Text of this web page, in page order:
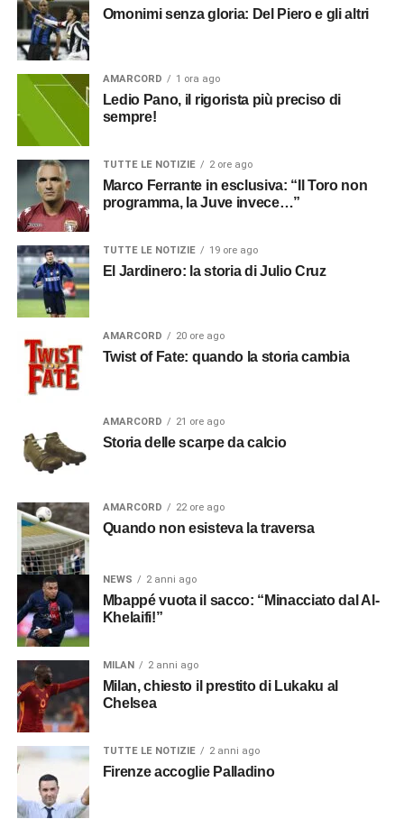
Omonimi senza gloria: Del Piero e gli altri
AMARCORD 1 ora ago
Ledio Pano, il rigorista più preciso di
sempre!
TUTTE LE NOTIZIE 2 ore ago
Marco Ferrante in esclusiva: “Il Toro non
programma, la Juve invece…”
TUTTE LE NOTIZIE 19 ore ago
El Jardinero: la storia di Julio Cruz
AMARCORD 20 ore ago
Twist of Fate: quando la storia cambia
AMARCORD 21 ore ago
Storia delle scarpe da calcio
AMARCORD 22 ore ago
Quando non esisteva la traversa
NEWS 2 anni ago
Mbappé vuota il sacco: “Minacciato dal Al-
Khelaifi!”
MILAN 2 anni ago
Milan, chiesto il prestito di Lukaku al
Chelsea
TUTTE LE NOTIZIE 2 anni ago
Firenze accoglie Palladino